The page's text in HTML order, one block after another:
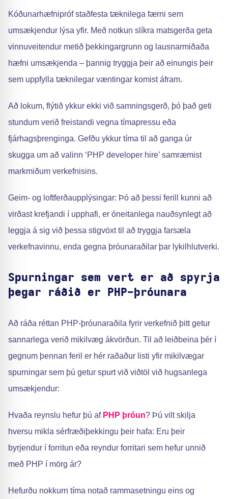
Kóðunarhæfnipróf staðfesta tæknilega færni sem
umsækjendur lýsa yfir. Með notkun slíkra matsgerða geta
vinnuveitendur metið þekkingargrunn og lausnarmiðaða
hæfni umsækjenda – þannig tryggja þeir að einungis þeir
sem uppfylla tæknilegar væntingar komist áfram.
Að lokum, flýtið ykkur ekki við samningsgerð, þó það geti
stundum verið freistandi vegna tímapressu eða
fjárhagsþrenginga. Gefðu ykkur tíma til að ganga úr
skugga um að valinn ‘PHP developer hire’ samræmist
markmiðum verkefnisins.
Geim- og loftferðaupplýsingar: Þó að þessi ferill kunni að
virðast krefjandi í upphafi, er óneitanlega nauðsynlegt að
leggja á sig við þessa stigvöxt til að tryggja farsæla
verkefnavinnu, enda gegna þróunaraðilar þar lykilhlutverki.
Spurningar sem vert er að spyrja
þegar ráðið er PHP-þróunara
Að ráða réttan PHP-þróunaraðila fyrir verkefnið þitt getur
sannarlega verið mikilvæg ákvörðun. Til að leiðbeina þér í
gegnum þennan feril er hér raðaður listi yfir mikilvægar
spurningar sem þú getur spurt við viðtöl við hugsanlega
umsækjendur:
Hvaða reynslu hefur þú af PHP þróun? Þú vilt skilja
hversu mikla sérfræðiþekkingu þeir hafa: Eru þeir
byrjendur í forritun eða reyndur forritari sem hefur unnið
með PHP í mörg ár?
Hefurðu nokkurn tíma notað rammasetningu eins og